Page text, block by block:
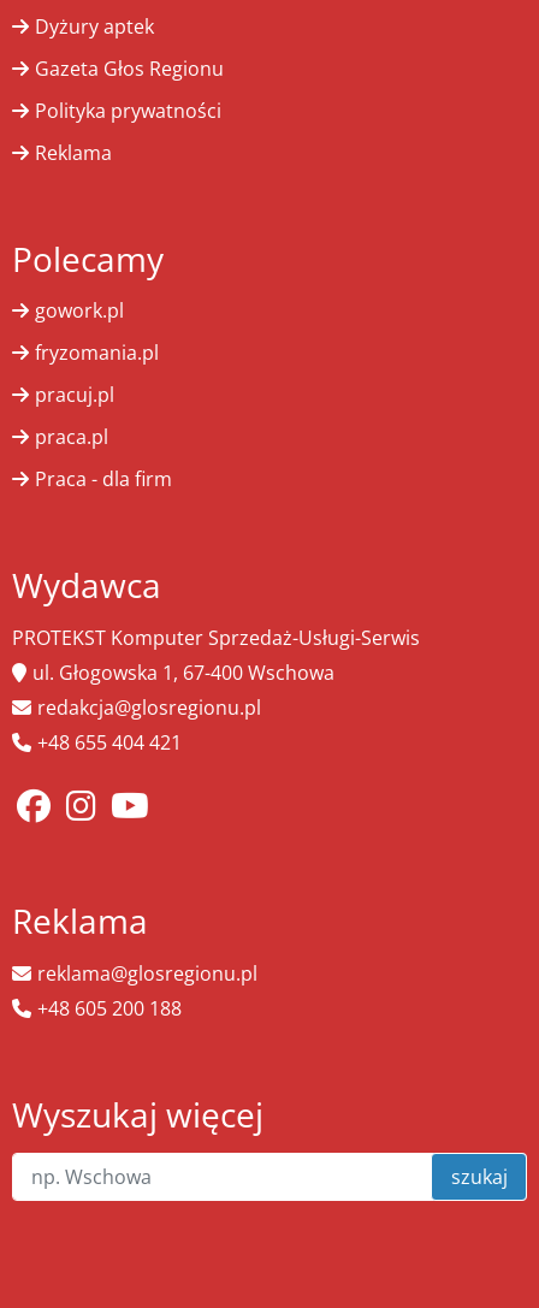
Dyżury aptek
Gazeta Głos Regionu
Polityka prywatności
Reklama
Polecamy
gowork.pl
fryzomania.pl
pracuj.pl
praca.pl
Praca - dla firm
Wydawca
PROTEKST Komputer Sprzedaż-Usługi-Serwis
ul. Głogowska 1, 67-400 Wschowa
redakcja@glosregionu.pl
+48 655 404 421
Reklama
reklama@glosregionu.pl
+48 605 200 188
Wyszukaj więcej
szukaj